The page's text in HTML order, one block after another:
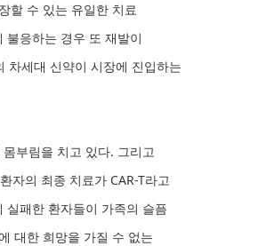
할 수 있는 유일한 치료
응하는 경우 또 재발이
세대 신약이 시장에 진입하는
부림을 치고 있다. 그리고
자의 최종 치료가 CAR-T라고
실패한 환자들이 가족의 슬픔
대한 희망을 가질 수 없는